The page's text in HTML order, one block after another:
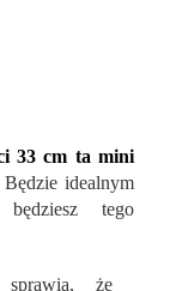
33 cm ta mini
Będzie idealnym
tego
sprawia, że